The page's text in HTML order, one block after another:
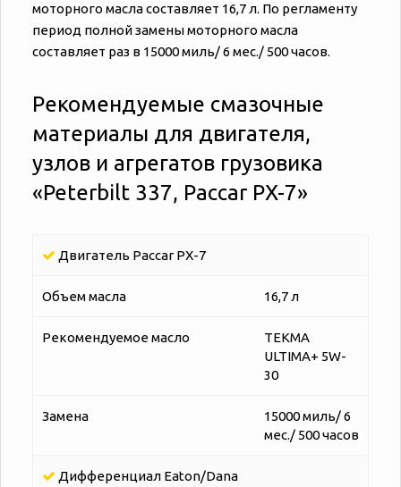
моторного масла составляет 16,7 л. По регламенту
период полной замены моторного масла
составляет раз в 15000 миль/ 6 мес./ 500 часов.
Рекомендуемые смазочные
материалы для двигателя,
узлов и агрегатов грузовика
«‎‎Peterbilt 337, Paccar PX-7»
Двигатель Paccar PX-7
Объем масла 16,7 л
Рекомендуемое масло
TEKMA
ULTIMA+ 5W-
30
Замена
15000 миль/ 6
мес./ 500 часов
Дифференциал Eaton/Dana